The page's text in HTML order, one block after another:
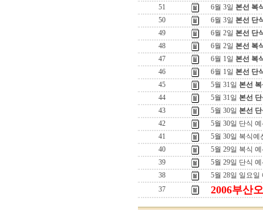
51
6월 3일 본선 복
50
6월 3일 본선 단
49
6월 2일 본선 단
48
6월 2일 본선 복
47
6월 1일 본선 복
46
6월 1일 본선 단
45
5월 31일 본선
44
5월 31일 본선
43
5월 30일 본선
42
5월 30일 단식
41
5월 30일 복식예
40
5월 29일 복식
39
5월 29일 단식
38
5월 28일 일요일
37
2006부산